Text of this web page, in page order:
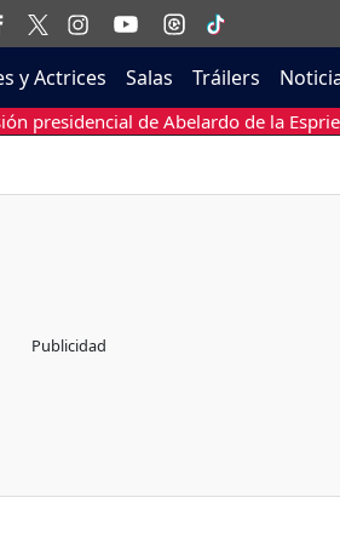
y Actrices Salas Tráilers
presidencial de Abelardo de la